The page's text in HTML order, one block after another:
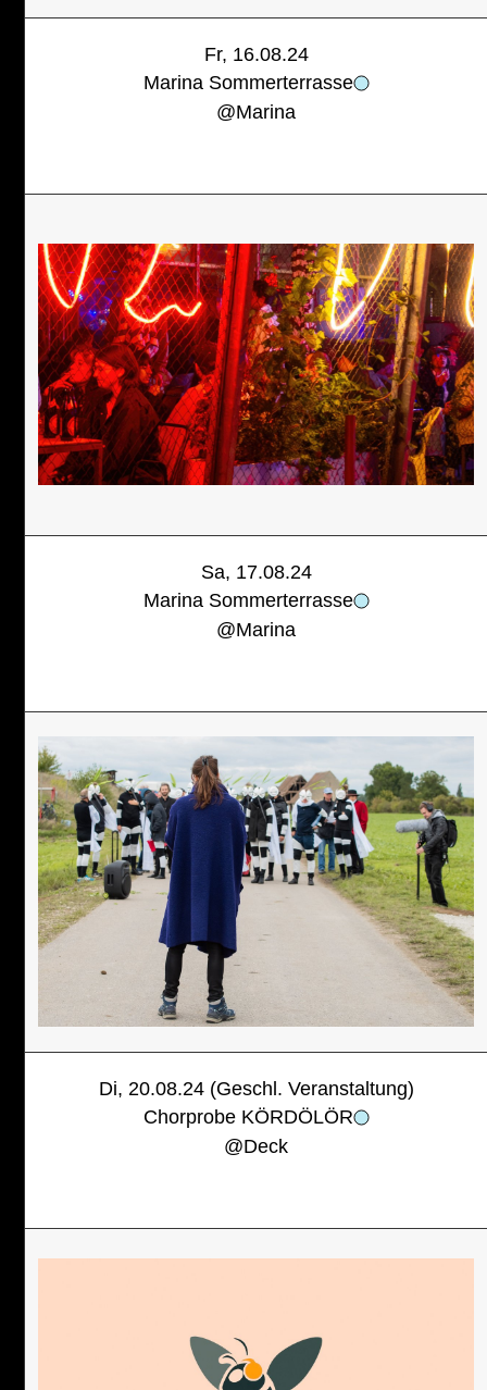
Fr, 16.08.24
Marina Sommerterrasse
@Marina
Sa, 17.08.24
Marina Sommerterrasse
@Marina
Di, 20.08.24 (Geschl. Veranstaltung)
Chorprobe KÖRDÖLÖR
@Deck